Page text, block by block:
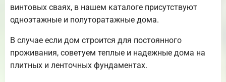
винтовых сваях, в нашем каталоге присутствуют
одноэтажные и полуторатажные дома.
В случае если дом строится для постоянного
проживания, советуем теплые и надежные дома на
плитных и ленточных фундаментах.